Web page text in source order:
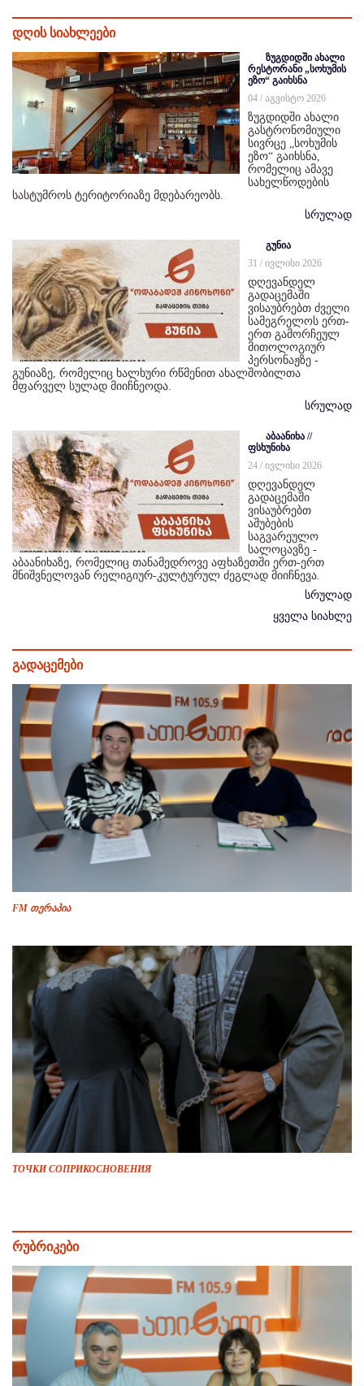
დღის სიახლეები
ზუგდიდში ახალი
რესტორანი „სოხუმის
ეზო“ გაიხსნა
04 / აგვისტო 2026
ზუგდიდში ახალი
გასტრონომიული
სივრცე „სოხუმის
ეზო“ გაიხსნა,
რომელიც ამავე
სახელწოდების
სასტუმროს ტერიტორიაზე მდებარეობს.
სრულად
გუნია
31 / ივლისი 2026
დღევანდელ
გადაცემაში
ვისაუბრებთ ძველი
სამეგრელოს ერთ-
ერთ გამორჩეულ
მითოლოგიურ
პერსონაჟზე -
გუნიაზე, რომელიც ხალხური რწმენით ახალშობილთა
მფარველ სულად მიიჩნეოდა.
სრულად
აბაანიხა //
ფსხუნიხა
24 / ივლისი 2026
დღევანდელ
გადაცემაში
ვისაუბრებთ
აშუბების
საგვარეულო
სალოცავზე -
აბაანიხაზე, რომელიც თანამედროვე აფხაზეთში ერთ-ერთ
მნიშვნელოვან რელიგიურ-კულტურულ ძეგლად მიიჩნევა.
სრულად
ყველა სიახლე
გადაცემები
FM თერაპია
ТОЧКИ СОПРИКОСНОВЕНИЯ
რუბრიკები